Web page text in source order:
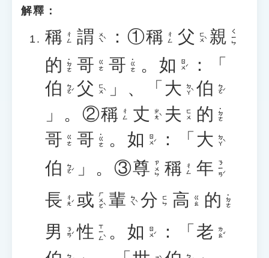
解釋：
稱 ㄔㄥ 謂 ㄨㄟˋ ：①稱 ㄔㄥ 父 ㄈㄨˋ 親 ㄑㄧㄣ
的 ˙ㄉㄜ 哥 ㄍㄜ 哥 ˙ㄍㄜ 。 如 ㄖㄨˊ
：「
伯 ㄅㄛˊ 父 ㄈㄨˋ 」、「 大 ㄉㄚˋ 伯 ㄅㄛˊ
」。②稱 ㄔㄥ 丈 ㄓㄤˋ 夫 ㄈㄨ 的 ˙ㄉㄜ
哥 ㄍㄜ 哥 ˙ㄍㄜ 。 如 ㄖㄨˊ ：「 大 ㄉㄚˋ
伯 ㄅㄛˊ 」。③尊 ㄗㄨㄣ 稱 ㄔㄥ 年 ㄋㄧㄢˊ
長 ㄔㄤˊ 或 ㄏㄨㄛˋ 輩 ㄅㄟˋ 分 ㄈㄣ 高 ㄍㄠ 的 ˙ㄉㄜ
男 ㄋㄢˊ 性 ㄒㄧㄥˋ 。 如 ㄖㄨˊ ：「 老 ㄌㄠˇ